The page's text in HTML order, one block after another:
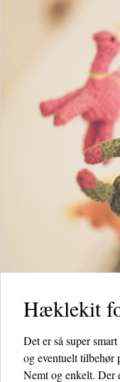
Hæklekit
Det er så super
og eventuelt tilbehør
Nemt og enkelt. Der